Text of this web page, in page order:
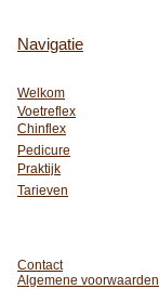
Navigatie
Welkom
Voetreflex
Chinflex
Pedicure
Praktijk
Tarieven
Contact
Algemene voorwaarden